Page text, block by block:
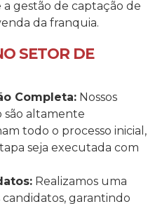
gestão de captação de
da franquia.
SETOR DE
Completa: Nossos
são altamente
todo o processo inicial,
seja executada com
Realizamos uma
garantindo